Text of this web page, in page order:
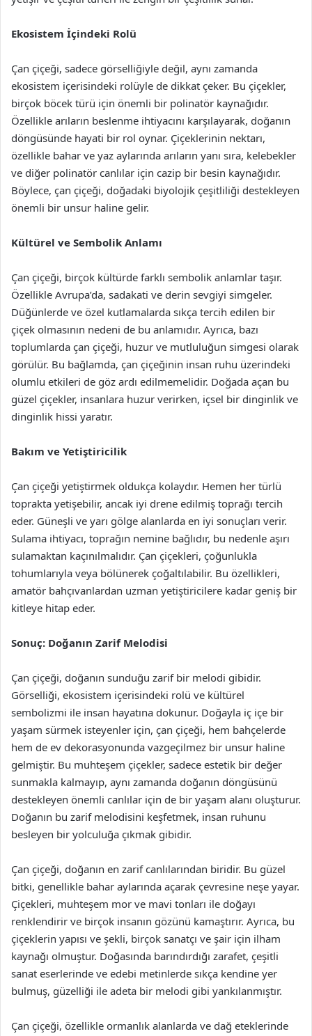
Ekosistem İçindeki Rolü
Çan çiçeği, sadece görselliğiyle değil, aynı zamanda
ekosistem içerisindeki rolüyle de dikkat çeker. Bu çiçekler,
birçok böcek türü için önemli bir polinatör kaynağıdır.
Özellikle arıların beslenme ihtiyacını karşılayarak, doğanın
döngüsünde hayati bir rol oynar. Çiçeklerinin nektarı,
özellikle bahar ve yaz aylarında arıların yanı sıra, kelebekler
ve diğer polinatör canlılar için cazip bir besin kaynağıdır.
Böylece, çan çiçeği, doğadaki biyolojik çeşitliliği destekleyen
önemli bir unsur haline gelir.
Kültürel ve Sembolik Anlamı
Çan çiçeği, birçok kültürde farklı sembolik anlamlar taşır.
Özellikle Avrupa’da, sadakati ve derin sevgiyi simgeler.
Düğünlerde ve özel kutlamalarda sıkça tercih edilen bir
çiçek olmasının nedeni de bu anlamıdır. Ayrıca, bazı
toplumlarda çan çiçeği, huzur ve mutluluğun simgesi olarak
görülür. Bu bağlamda, çan çiçeğinin insan ruhu üzerindeki
olumlu etkileri de göz ardı edilmemelidir. Doğada açan bu
güzel çiçekler, insanlara huzur verirken, içsel bir dinginlik ve
dinginlik hissi yaratır.
Bakım ve Yetiştiricilik
Çan çiçeği yetiştirmek oldukça kolaydır. Hemen her türlü
toprakta yetişebilir, ancak iyi drene edilmiş toprağı tercih
eder. Güneşli ve yarı gölge alanlarda en iyi sonuçları verir.
Sulama ihtiyacı, toprağın nemine bağlıdır, bu nedenle aşırı
sulamaktan kaçınılmalıdır. Çan çiçekleri, çoğunlukla
tohumlarıyla veya bölünerek çoğaltılabilir. Bu özellikleri,
amatör bahçıvanlardan uzman yetiştiricilere kadar geniş bir
kitleye hitap eder.
Sonuç: Doğanın Zarif Melodisi
Çan çiçeği, doğanın sunduğu zarif bir melodi gibidir.
Görselliği, ekosistem içerisindeki rolü ve kültürel
sembolizmi ile insan hayatına dokunur. Doğayla iç içe bir
yaşam sürmek isteyenler için, çan çiçeği, hem bahçelerde
hem de ev dekorasyonunda vazgeçilmez bir unsur haline
gelmiştir. Bu muhteşem çiçekler, sadece estetik bir değer
sunmakla kalmayıp, aynı zamanda doğanın döngüsünü
destekleyen önemli canlılar için de bir yaşam alanı oluşturur.
Doğanın bu zarif melodisini keşfetmek, insan ruhunu
besleyen bir yolculuğa çıkmak gibidir.
Çan çiçeği, doğanın en zarif canlılarından biridir. Bu güzel
bitki, genellikle bahar aylarında açarak çevresine neşe yayar.
Çiçekleri, muhteşem mor ve mavi tonları ile doğayı
renklendirir ve birçok insanın gözünü kamaştırır. Ayrıca, bu
çiçeklerin yapısı ve şekli, birçok sanatçı ve şair için ilham
kaynağı olmuştur. Doğasında barındırdığı zarafet, çeşitli
sanat eserlerinde ve edebi metinlerde sıkça kendine yer
bulmuş, güzelliği ile adeta bir melodi gibi yankılanmıştır.
Çan çiçeği, özellikle ormanlık alanlarda ve dağ eteklerinde